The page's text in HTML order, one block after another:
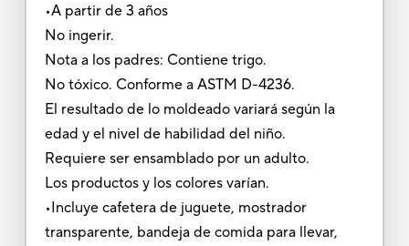
•A partir de 3 años
No ingerir.
Nota a los padres: Contiene trigo.
No tóxico. Conforme a ASTM D-4236.
El resultado de lo moldeado variará según la
edad y el nivel de habilidad del niño.
Requiere ser ensamblado por un adulto.
Los productos y los colores varían.
•Incluye cafetera de juguete, mostrador
transparente, bandeja de comida para llevar,